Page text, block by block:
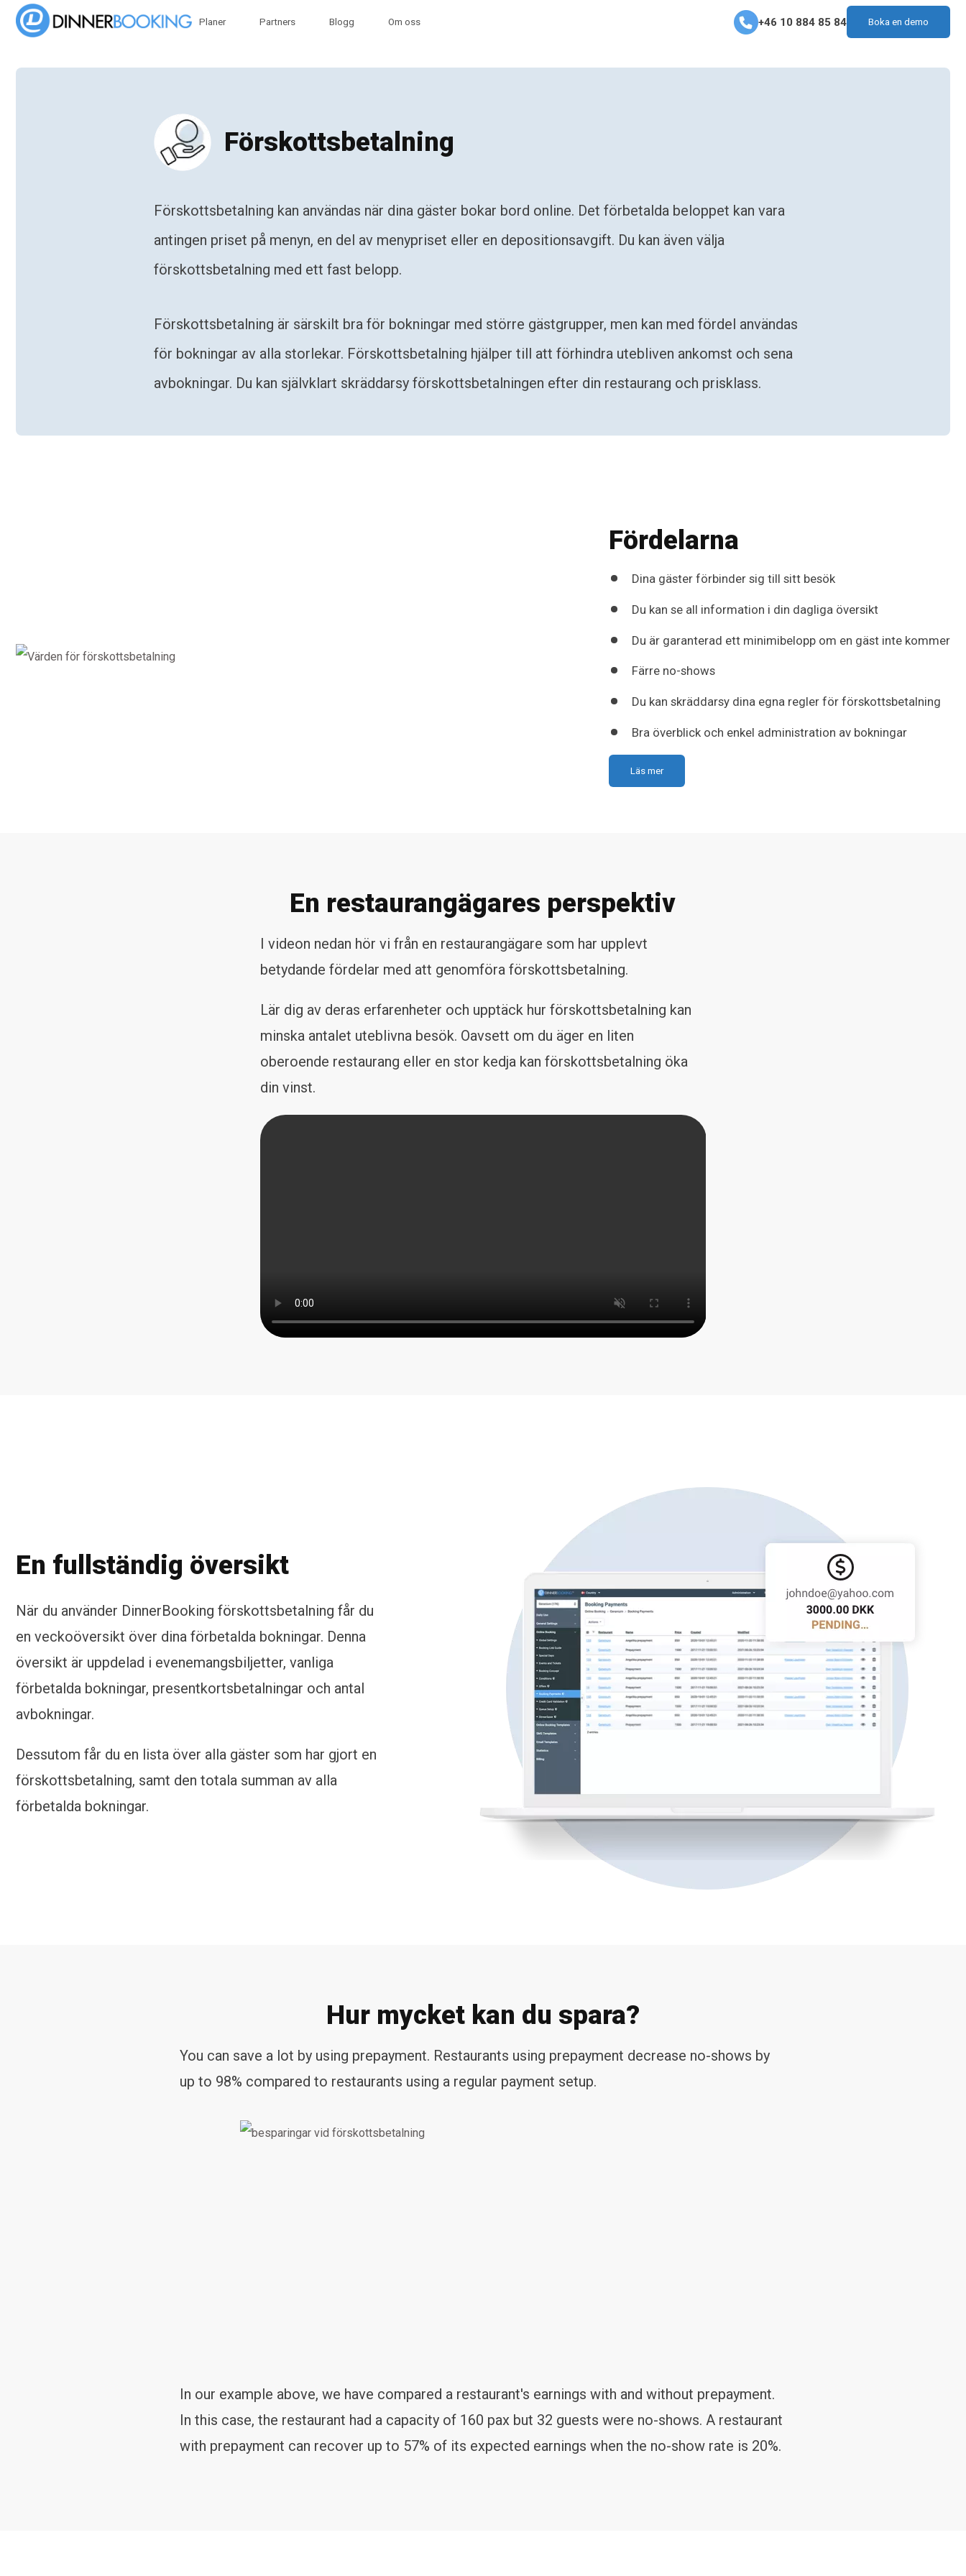
Planer Partners Blogg Om oss +46 10 884 85 84 Boka en demo
Förskottsbetalning
Förskottsbetalning kan användas när dina gäster bokar bord online. Det förbetalda beloppet kan vara
antingen priset på menyn, en del av menypriset eller en depositionsavgift. Du kan även välja
förskottsbetalning med ett fast belopp.
Förskottsbetalning är särskilt bra för bokningar med större gästgrupper, men kan med fördel användas
för bokningar av alla storlekar. Förskottsbetalning hjälper till att förhindra utebliven ankomst och sena
avbokningar. Du kan självklart skräddarsy förskottsbetalningen efter din restaurang och prisklass.
Fördelarna
Dina gäster förbinder sig till sitt besök
Du kan se all information i din dagliga översikt
Du är garanterad ett minimibelopp om en gäst inte kommer
Färre no-shows
Du kan skräddarsy dina egna regler för förskottsbetalning
Bra överblick och enkel administration av bokningar
Läs mer
En restaurangägares perspektiv
I videon nedan hör vi från en restaurangägare som har upplevt
betydande fördelar med att genomföra förskottsbetalning.
Lär dig av deras erfarenheter och upptäck hur förskottsbetalning kan
minska antalet uteblivna besök. Oavsett om du äger en liten
oberoende restaurang eller en stor kedja kan förskottsbetalning öka
din vinst.
En fullständig översikt
När du använder DinnerBooking förskottsbetalning får du
en veckoöversikt över dina förbetalda bokningar. Denna
översikt är uppdelad i evenemangsbiljetter, vanliga
förbetalda bokningar, presentkortsbetalningar och antal
avbokningar.
Dessutom får du en lista över alla gäster som har gjort en
förskottsbetalning, samt den totala summan av alla
förbetalda bokningar.
Hur mycket kan du spara?
You can save a lot by using prepayment. Restaurants using prepayment decrease no-shows by
up to 98% compared to restaurants using a regular payment setup.
In our example above, we have compared a restaurant's earnings with and without prepayment.
In this case, the restaurant had a capacity of 160 pax but 32 guests were no-shows. A restaurant
with prepayment can recover up to 57% of its expected earnings when the no-show rate is 20%.